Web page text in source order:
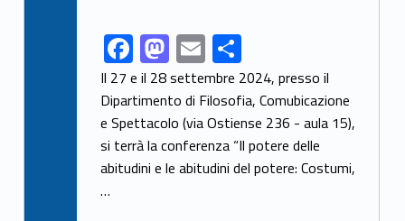
Link identifier share facebook archive #share-link-archive-43409F
ac
e
b
o
M
as
to
d
o
E
m
ai
l
S
h
ar
e
Il 27 e il 28 settembre 2024, presso il
Dipartimento di Filosofia, Comubicazione
e Spettacolo (via Ostiense 236 - aula 15),
si terrà la conferenza “Il potere delle
abitudini e le abitudini del potere: Costumi,
…